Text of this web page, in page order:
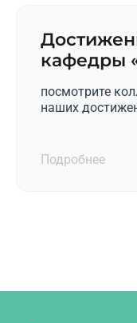
кафедры
посмотрите
наших
Подробнее